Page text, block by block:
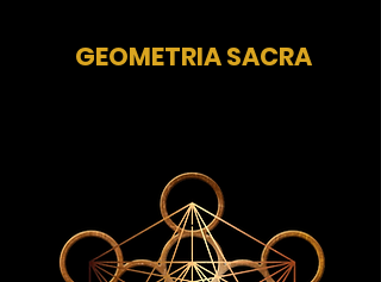
GEOMETRIA SACRA